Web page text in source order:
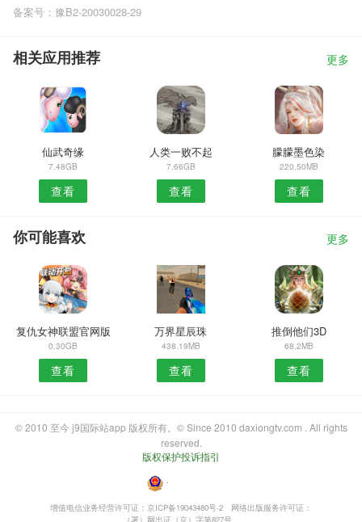
备案号：豫B2-20030028-29
相关应用推荐 更多
仙武奇缘
7.48GB
查看
人类一败不起
7.66GB
查看
朦朦墨色染
220.50MB
查看
你可能喜欢 更多
复仇女神联盟官网版
0.30GB
查看
万界星辰珠
438.19MB
查看
推倒他们3D
68.2MB
查看
© 2010 至今 j9国际站app 版权所有。© Since 2010 daxiongtv.com . All rights
reserved.
版权保护投诉指引
・
增值电信业务经营许可证：京ICP备19043480号-2
网络出版服务许可证：